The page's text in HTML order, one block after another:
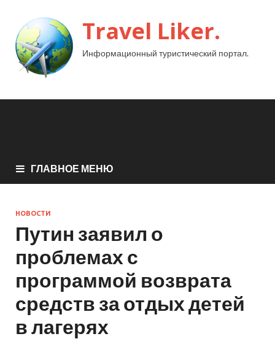
Travel Liker.
Информационный туристический портал.
ГЛАВНОЕ МЕНЮ
НОВОСТИ
Путин заявил о
проблемах с
программой возврата
средств за отдых детей
в лагерях